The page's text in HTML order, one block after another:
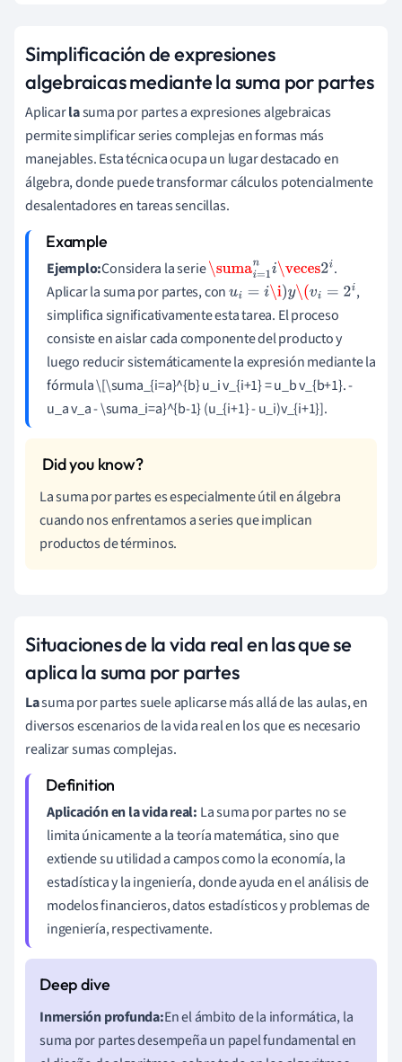
Simplificación de expresiones
algebraicas mediante la suma por partes
Aplicarlasuma por partes a expresiones algebraicas
permite simplificar series complejas en formas más
manejables. Esta técnica ocupa un lugar destacado en
álgebra, donde puede transformar cálculos potencialmente
desalentadores en tareas sencillas.
Ejemplo:Considera la serie\sumai=1ni\veces2i
.
Aplicar la suma por partes, conui= i\i) y\(vi=2i
,
simplifica significativamente esta tarea. El proceso
consiste en aislar cada componente del producto y
luego reducir sistemáticamente la expresión mediante la
fórmula \[\suma_{i=a}^{b} u_i v_{i+1} = u_b v_{b+1}. -
u_a v_a - \suma_i=a}^{b-1} (u_{i+1} - u_i)v_{i+1}].
La suma por partes es especialmente útil en álgebra
cuando nos enfrentamos a series que implican
productos de términos.
Situaciones de la vida real en las que se
aplica la suma por partes
Lasuma por partes suele aplicarse más allá de las aulas, en
diversos escenarios de la vida real en los que es necesario
realizar sumas complejas.
Aplicación en la vida real: La suma por partes no se
limita únicamente a la teoría matemática, sino que
extiende su utilidad a campos como la economía, la
estadística y la ingeniería, donde ayuda en el análisis de
modelos financieros, datos estadísticos y problemas de
ingeniería, respectivamente.
Inmersión profunda:En el ámbito de la informática, la
suma por partes desempeña un papel fundamental en